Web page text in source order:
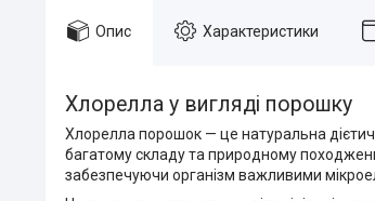
Опис Характеристики
Хлорелла у вигляді порошку
Хлорелла порошок — це натуральна
багатому складу та природному
забезпечуючи організм важливими